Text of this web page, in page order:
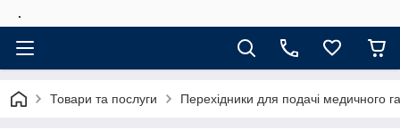
.
Товари та послуги Перехідники для подачі медичного